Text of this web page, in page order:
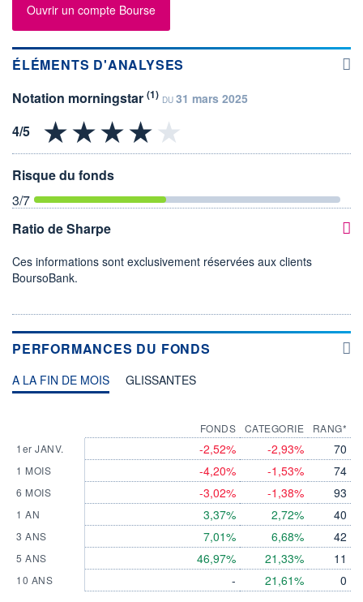
Ouvrir un compte Bourse
ÉLÉMENTS D'ANALYSES
Notation morningstar (1) DU 31 mars 2025
Risque du fonds
3/7
Ratio de Sharpe
Ces informations sont exclusivement réservées aux clients
BoursoBank.
PERFORMANCES DU FONDS
A LA FIN DE MOIS GLISSANTES
1er JANV.
1 MOIS
6 MOIS
1 AN
3 ANS
5 ANS
10 ANS
FONDS
-2,52%
-4,20%
-3,02%
3,37%
7,01%
46,97%
-
CATEGORIE
-2,93%
-1,53%
-1,38%
2,72%
6,68%
21,33%
21,61%
RANG*
70
74
93
40
42
11
0